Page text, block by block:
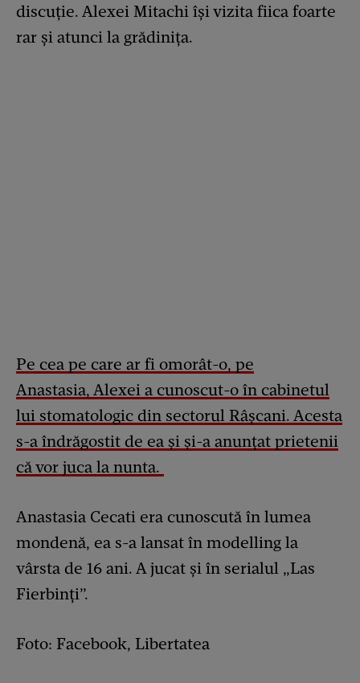
discuţie. Alexei Mitachi îşi vizita fiica foarte
rar şi atunci la grădiniţa.
Pe cea pe care ar fi omorât-o, pe
Anastasia, Alexei a cunoscut-o în cabinetul
lui stomatologic din sectorul Râşcani. Acesta
s-a îndrăgostit de ea şi şi-a anunţat prietenii
că vor juca la nunta.
Anastasia Cecati era cunoscută în lumea
mondenă, ea s-a lansat în modelling la
vârsta de 16 ani. A jucat şi în serialul „Las
Fierbinţi”.
Foto: Facebook, Libertatea